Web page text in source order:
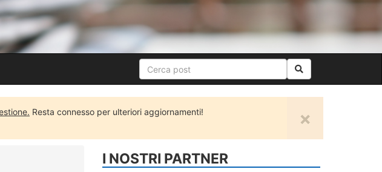
Resta connesso per ulteriori aggiornamenti! ×
I NOSTRI PARTNER